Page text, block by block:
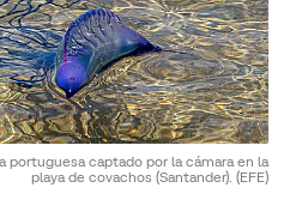
portuguesa captado por la cámara en la
playa de covachos (Santander). (EFE)